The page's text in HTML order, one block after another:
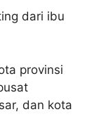
dari ibu
provinsi
dan kota